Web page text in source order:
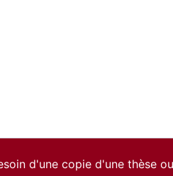
d'une copie d'une thèse